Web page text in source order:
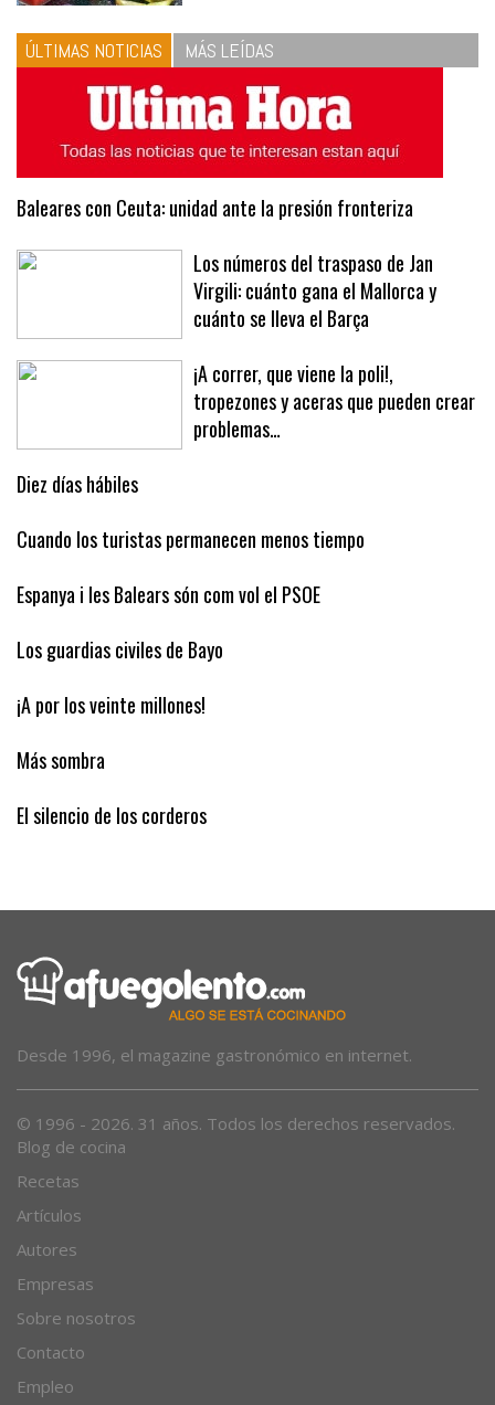
ÚLTIMAS NOTICIAS MÁS LEÍDAS
Baleares con Ceuta: unidad ante la presión fronteriza
Los números del traspaso de Jan
Virgili: cuánto gana el Mallorca y
cuánto se lleva el Barça
¡A correr, que viene la poli!,
tropezones y aceras que pueden crear
problemas…
Diez días hábiles
Cuando los turistas permanecen menos tiempo
Espanya i les Balears són com vol el PSOE
Los guardias civiles de Bayo
¡A por los veinte millones!
Más sombra
El silencio de los corderos
Desde 1996, el magazine gastronómico en internet.
© 1996 - 2026. 31 años. Todos los derechos reservados.
Blog de cocina
Recetas
Artículos
Autores
Empresas
Sobre nosotros
Contacto
Empleo